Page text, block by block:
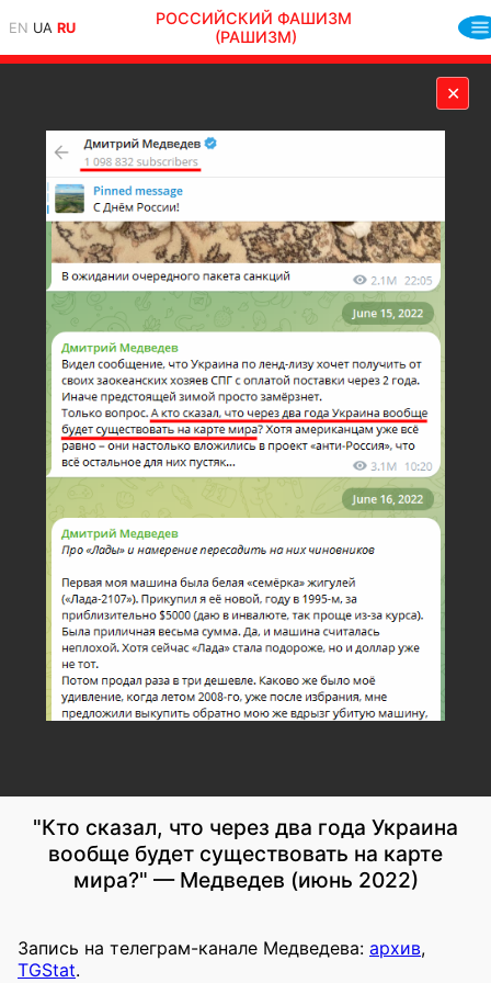
EN UA RU
РОССИЙСКИЙ ФАШИЗМ
(РАШИЗМ)
✕
"Кто сказал, что через два года Украина
вообще будет существовать на карте
мира?" — Медведев (июнь 2022)
Запись на телеграм-канале Медведева: архив,
TGStat.